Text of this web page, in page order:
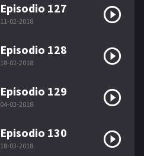
Episodio 127
11-02-2018
Episodio 128
18-02-2018
Episodio 129
04-03-2018
Episodio 130
18-03-2018